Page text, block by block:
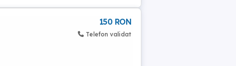
150 RON
Telefon validat